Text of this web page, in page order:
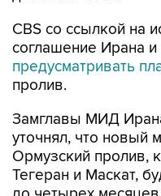
CBS со ссылкой на
соглашение Ирана
предусматривать
пролив.
Замглавы МИД
уточнял, что новый
Ормузский пролив,
Тегеран и Маскат,